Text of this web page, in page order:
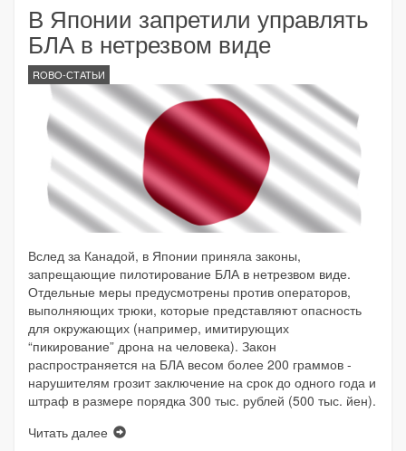
В Японии запретили управлять
БЛА в нетрезвом виде
ROBO-СТАТЬИ
Вслед за Канадой, в Японии приняла законы,
запрещающие пилотирование БЛА в нетрезвом виде.
Отдельные меры предусмотрены против операторов,
выполняющих трюки, которые представляют опасность
для окружающих (например, имитирующих
“пикирование” дрона на человека). Закон
распространяется на БЛА весом более 200 граммов -
нарушителям грозит заключение на срок до одного года и
штраф в размере порядка 300 тыс. рублей (500 тыс. йен).
Читать далее